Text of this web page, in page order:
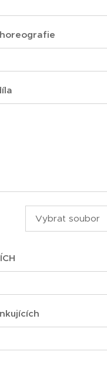
Vybrat soubor